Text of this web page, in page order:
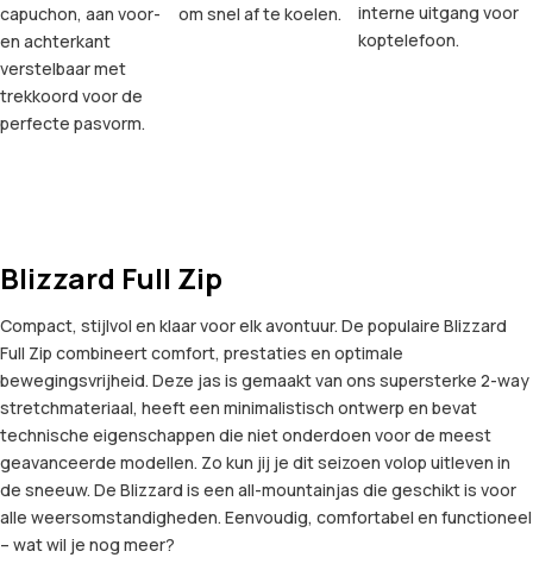
capuchon, aan voor-
en achterkant
verstelbaar met
trekkoord voor de
perfecte pasvorm.
om snel af te koelen.
interne uitgang voor
koptelefoon.
Blizzard Full Zip
Compact, stijlvol en klaar voor elk avontuur. De populaire Blizzard
Full Zip combineert comfort, prestaties en optimale
bewegingsvrijheid. Deze jas is gemaakt van ons supersterke 2-way
stretchmateriaal, heeft een minimalistisch ontwerp en bevat
technische eigenschappen die niet onderdoen voor de meest
geavanceerde modellen. Zo kun jij je dit seizoen volop uitleven in
de sneeuw. De Blizzard is een all-mountainjas die geschikt is voor
alle weersomstandigheden. Eenvoudig, comfortabel en functioneel
– wat wil je nog meer?